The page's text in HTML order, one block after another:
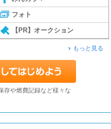
フォト
【PR】オークション
もっと見る
存や燃費記録など様々な